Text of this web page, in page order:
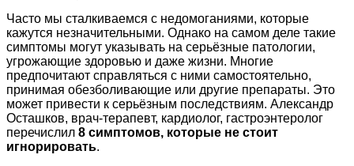
Часто мы сталкиваемся с недомоганиями, которые
кажутся незначительными. Однако на самом деле такие
симптомы могут указывать на серьёзные патологии,
угрожающие здоровью и даже жизни. Многие
предпочитают справляться с ними самостоятельно,
принимая обезболивающие или другие препараты. Это
может привести к серьёзным последствиям. Александр
Осташков, врач-терапевт, кардиолог, гастроэнтеролог
перечислил 8 симптомов, которые не стоит
игнорировать.